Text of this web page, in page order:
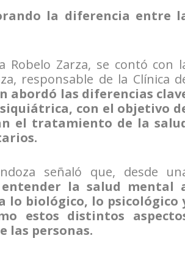
la diferencia entre
Zarza, se contó con
responsable de la Clínica
abordó las diferencias
con el objetivo
el tratamiento de la
señaló que, desde
entender la salud mental
lo biológico, lo psicológico
estos distintos
las personas.